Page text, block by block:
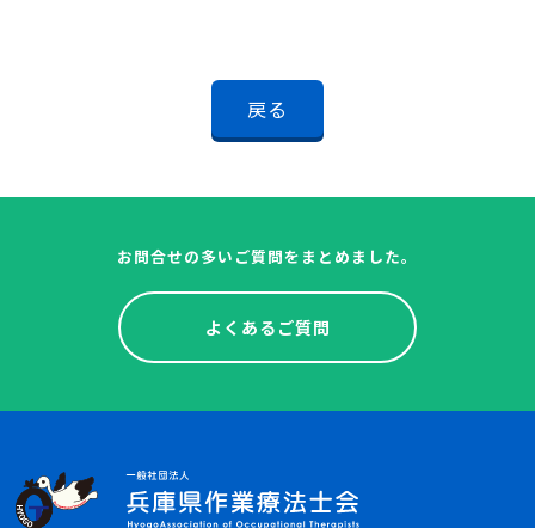
戻る
お問合せの多いご質問をまとめました。
よくあるご質問